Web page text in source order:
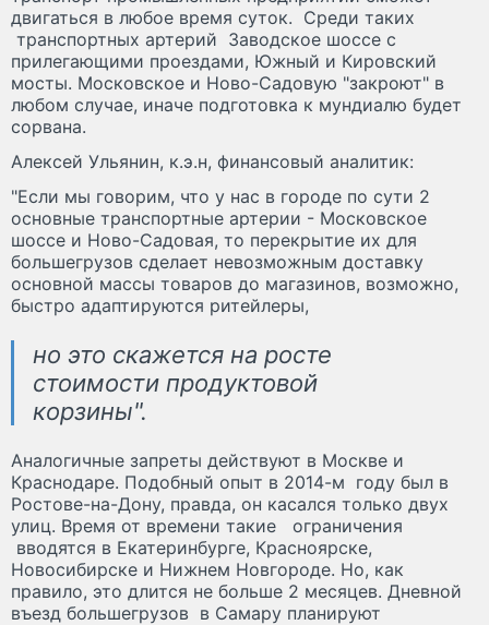
двигаться в любое время суток. Среди таких
транспортных артерий Заводское шоссе с
прилегающими проездами, Южный и Кировский
мосты. Московское и Ново-Садовую "закроют" в
любом случае, иначе подготовка к мундиалю будет
сорвана.
Алексей Ульянин, к.э.н, финансовый аналитик:
"Если мы говорим, что у нас в городе по сути 2
основные транспортные артерии - Московское
шоссе и Ново-Садовая, то перекрытие их для
большегрузов сделает невозможным доставку
основной массы товаров до магазинов, возможно,
быстро адаптируются ритейлеры,
но это скажется на росте
стоимости продуктовой
корзины".
Аналогичные запреты действуют в Москве и
Краснодаре. Подобный опыт в 2014-м году был в
Ростове-на-Дону, правда, он касался только двух
улиц. Время от времени такие ограничения
вводятся в Екатеринбурге, Красноярске,
Новосибирске и Нижнем Новгороде. Но, как
правило, это длится не больше 2 месяцев. Дневной
въезд большегрузов в Самару планируют